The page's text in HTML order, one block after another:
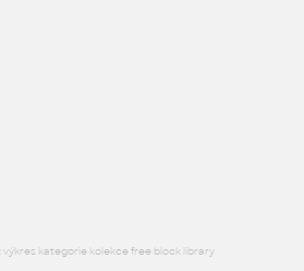
kategorie kolekce free block library